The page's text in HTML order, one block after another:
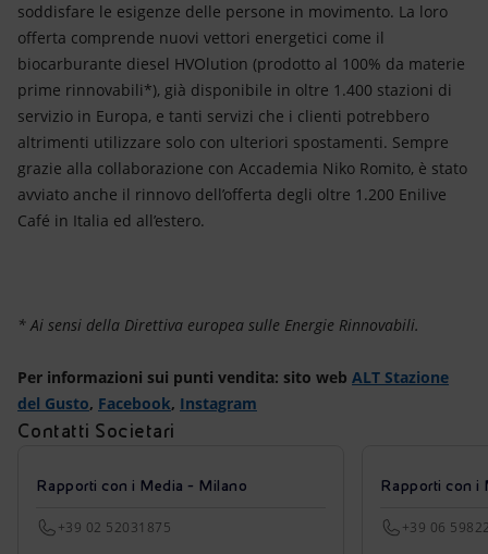
soddisfare le esigenze delle persone in movimento. La loro
offerta comprende nuovi vettori energetici come il
biocarburante diesel HVOlution (prodotto al 100% da materie
prime rinnovabili*), già disponibile in oltre 1.400 stazioni di
servizio in Europa, e tanti servizi che i clienti potrebbero
altrimenti utilizzare solo con ulteriori spostamenti. Sempre
grazie alla collaborazione con Accademia Niko Romito, è stato
avviato anche il rinnovo dell’offerta degli oltre 1.200 Enilive
Café in Italia ed all’estero.
* Ai sensi della Direttiva europea sulle Energie Rinnovabili.
Per informazioni sui punti vendita: sito web ALT Stazione
del Gusto, Facebook, Instagram
Contatti Societari
Rapporti con i Media - Milano
+39 02 52031875
Rapporti con i
+39 06